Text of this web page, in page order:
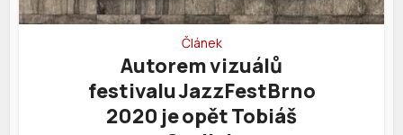
Článek
Autorem vizuálů
festivalu JazzFestBrno
2020 je opět Tobiáš